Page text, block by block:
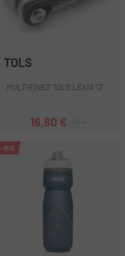
TOLS
MULTIEINES TOLS LEXIA 13
Preu
16,80 €Preu regular
-15%